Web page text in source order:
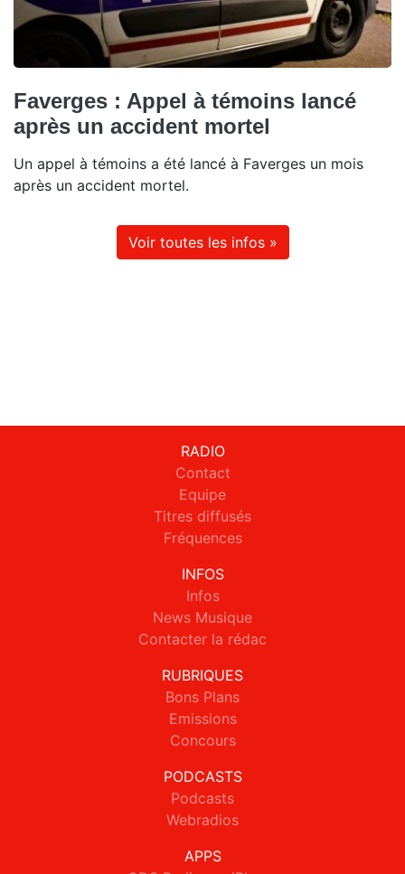
Faverges : Appel à témoins lancé
après un accident mortel
Un appel à témoins a été lancé à Faverges un mois
après un accident mortel.
Voir toutes les infos »
RADIO
Contact
Equipe
Titres diffusés
Fréquences
INFOS
Infos
News Musique
Contacter la rédac
RUBRIQUES
Bons Plans
Emissions
Concours
PODCASTS
Podcasts
Webradios
APPS